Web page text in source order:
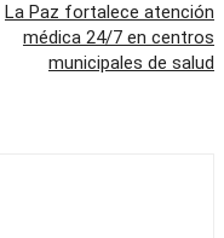
La Paz fortalece atención
médica 24/7 en centros
municipales de salud